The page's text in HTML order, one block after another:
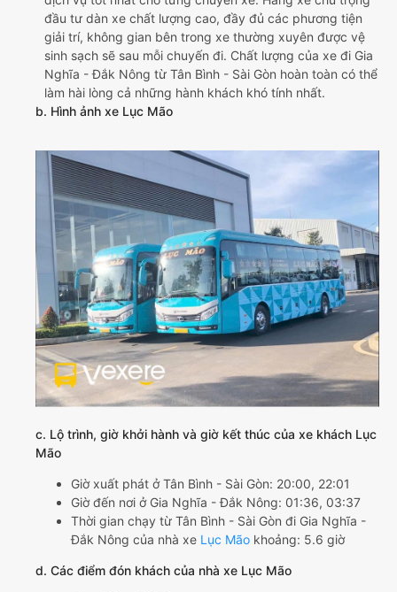
đầu tư dàn xe chất lượng cao, đầy đủ các phương tiện
giải trí, không gian bên trong xe thường xuyên được vệ
sinh sạch sẽ sau mỗi chuyến đi. Chất lượng của xe đi Gia
Nghĩa - Đắk Nông từ Tân Bình - Sài Gòn hoàn toàn có thể
làm hài lòng cả những hành khách khó tính nhất.
b. Hình ảnh xe Lục Mão
c. Lộ trình, giờ khởi hành và giờ kết thúc của xe khách Lục
Mão
Giờ xuất phát ở Tân Bình - Sài Gòn: 20:00, 22:01
Giờ đến nơi ở Gia Nghĩa - Đắk Nông: 01:36, 03:37
Thời gian chạy từ Tân Bình - Sài Gòn đi Gia Nghĩa -
Đắk Nông của nhà xe Lục Mão khoảng: 5.6 giờ
d. Các điểm đón khách của nhà xe Lục Mão